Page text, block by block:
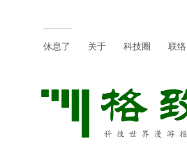
休息了 关于 科技圈 联络